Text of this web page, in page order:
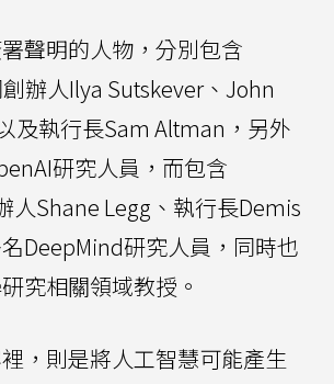
聲明的人物，分別包含
辦人Ilya Sutskever、John
及執行長Sam Altman，另外
研究人員，而包含
人Shane Legg、執行長Demis
DeepMind研究人員，同時也
究相關領域教授。
，則是將人工智慧可能產生